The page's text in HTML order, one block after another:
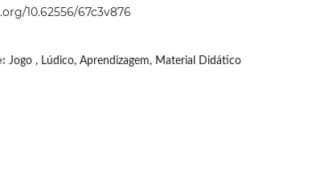
10.62556/67c3v876
Jogo , Lúdico, Aprendizagem, Material Didático